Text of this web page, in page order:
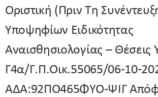
Οριστική (πριν Τη
Υποψηφίων Ειδικότητας
Αναισθησιολογίας – Θέσεις
Γ4α/Γ.Π.οικ.55065/06-10-
ΑΔΑ:92ΠΟ465ΦΥΟ-ΨΙΓ